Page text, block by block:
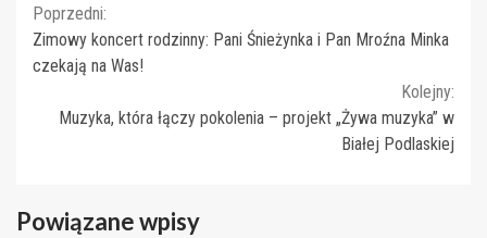
Continue
Reading
Poprzedni:
Zimowy koncert rodzinny: Pani Śnieżynka i Pan Mroźna Minka
czekają na Was!
Kolejny:
Muzyka, która łączy pokolenia – projekt „Żywa muzyka” w
Białej Podlaskiej
Powiązane wpisy